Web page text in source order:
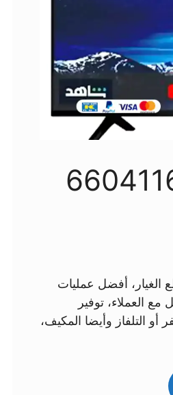
سكاي وورث 66041166
أفضل عمليات
العملاء، توفير
التلفاز وأيضا المكيف،